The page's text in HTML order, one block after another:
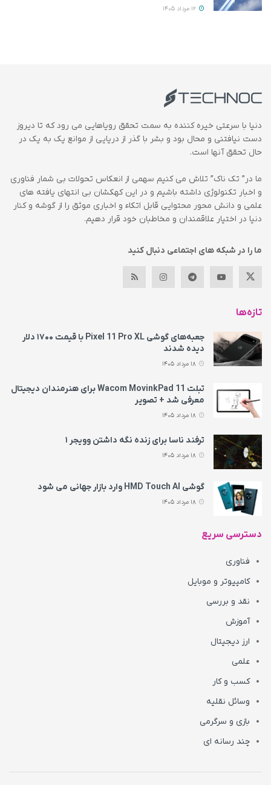
دنیا با سرعتی خیره کننده به سمت تحقق رویاهایی می رود که تا دیروز
دست نیافتنی و محال بود و بشر با گذر از دریایی از موانع یک به یک در
حال تحقق آنها است.
ما در” تک ناک” تلاش می کنیم سهمی از انعکاس تحولات بی شمار فناوری
و اخبار تکنولوژی داشته باشیم و در این کهکشان بی انتهای یافته های
علمی و دانش محور محتوایی قابل اتکاء و اخباری موثق را از گوشه و کنار
دنیا در اختیار علاقمندان و مخاطبان خود قرار دهیم.
ما را در شبکه های اجتماعی دنبال کنید
تازه‌ها
جعبه‌های گوشی Pixel 11 Pro XL با قیمت ۱۷۰۰ دلار
دیده شدند
تبلت Wacom MovinkPad 11 برای هنرمندان دیجیتال
معرفی شد + تصویر
ترفند ناسا برای زنده نگه داشتن وویجر ۱
گوشی HMD Touch AI وارد بازار جهانی می‌ شود
دسترسی سریع
فناوری
کامپیوتر و موبایل
نقد و بررسی
آموزش
ارز دیجیتال
علمی
کسب و کار
وسائل نقلیه
بازی و سرگرمی
چند رسانه ای